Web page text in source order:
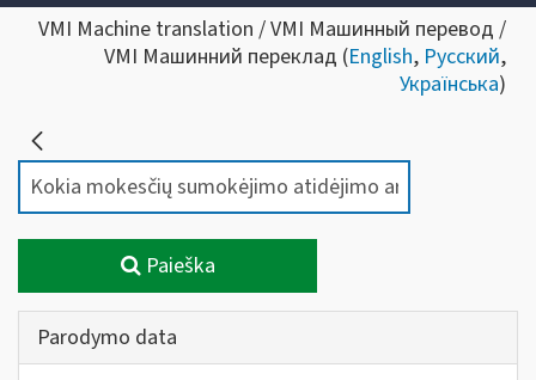
VMI Machine translation / VMI Машинный перевод /
VMI Машинний переклад (English, Русский,
Українська)
Paieška
Parodymo data